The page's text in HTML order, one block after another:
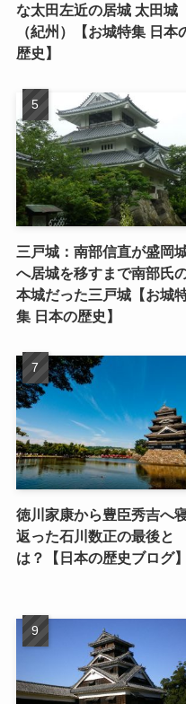
な太田左近の居城 太田城
（紀州）【お城特集 日本
歴史】
三戸城：南部信直が盛岡
へ居城を移すまで南部氏
本城だった三戸城【お城
集 日本の歴史】
徳川家康から豊臣秀吉へ
返った石川数正の最後と
は？【日本の歴史ブログ】